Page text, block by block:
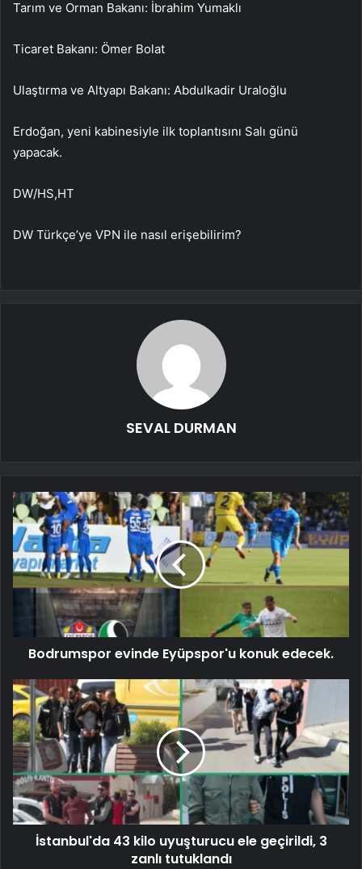
Tarım ve Orman Bakanı: İbrahim Yumaklı
Ticaret Bakanı: Ömer Bolat
Ulaştırma ve Altyapı Bakanı: Abdulkadir Uraloğlu
Erdoğan, yeni kabinesiyle ilk toplantısını Salı günü
yapacak.
DW/HS,HT
DW Türkçe’ye VPN ile nasıl erişebilirim?
SEVAL DURMAN
Bodrumspor evinde Eyüpspor'u konuk edecek.
İstanbul'da 43 kilo uyuşturucu ele geçirildi, 3
zanlı tutuklandı